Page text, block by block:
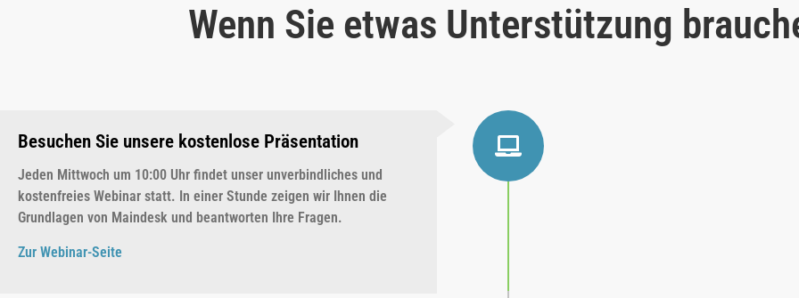
Wenn Sie etwas Unterstützung
Besuchen Sie unsere kostenlose Präsentation
Jeden Mittwoch um 10:00 Uhr findet unser unverbindliches und
kostenfreies Webinar statt. In einer Stunde zeigen wir Ihnen die
Grundlagen von Maindesk und beantworten Ihre Fragen.
Zur Webinar-Seite